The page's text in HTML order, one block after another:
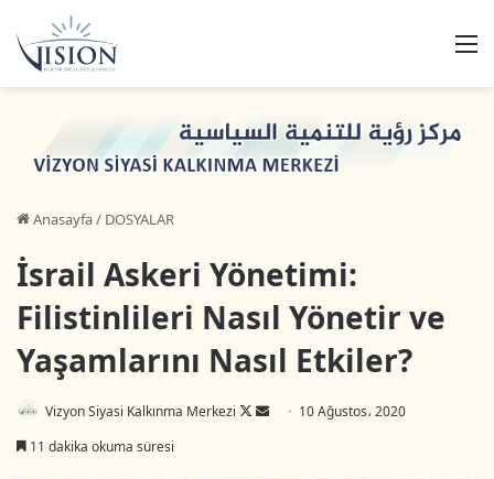
Anasayfa/ DOSYALAR
İsrail Askeri Yönetimi:
Filistinlileri Nasıl Yönetir ve
Yaşamlarını Nasıl Etkiler?
Vizyon Siyasi Kalkınma Merkezi
F
10 Ağustos، 2020
11 dakika okuma süresi